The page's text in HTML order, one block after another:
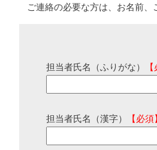
ご連絡の必要な方は、お名前
担当者氏名（ふりがな）
担当者氏名（漢字） 【必須